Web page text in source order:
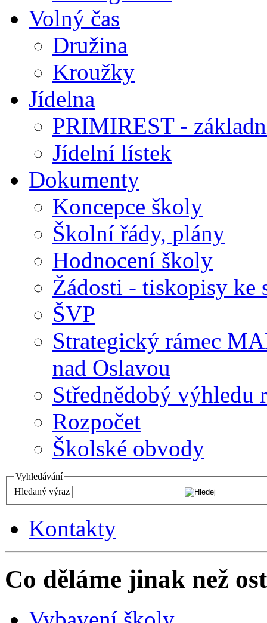
Volný čas
Družina
Kroužky
Jídelna
PRIMIREST -
Jídelní lístek
Dokumenty
Koncepce školy
Školní řády, plány
Hodnocení školy
Žádosti - tiskopisy ke
ŠVP
Strategický rámec
nad Oslavou
Střednědobý výhledu
Rozpočet
Školské obvody
Vyhledávání
Hledaný výraz
Kontakty
Co děláme jinak než